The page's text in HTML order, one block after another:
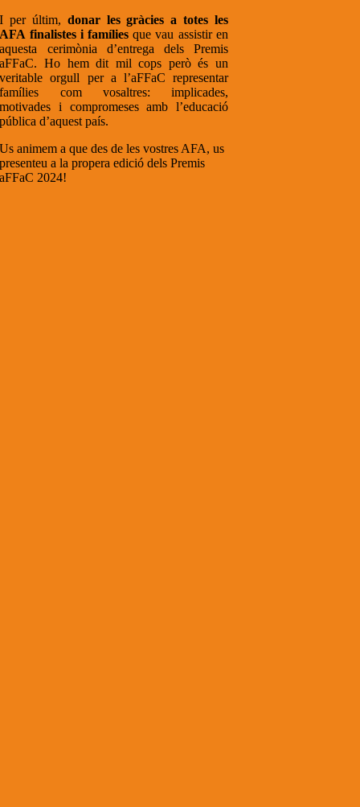
I per últim, donar les gràcies a totes les
AFA finalistes i famílies que vau assistir en
aquesta cerimònia d’entrega dels Premis
aFFaC. Ho hem dit mil cops però és un
veritable orgull per a l’aFFaC representar
famílies com vosaltres: implicades,
motivades i compromeses amb l’educació
pública d’aquest país.
Us animem a que des de les vostres AFA, us
presenteu a la propera edició dels Premis
aFFaC 2024!